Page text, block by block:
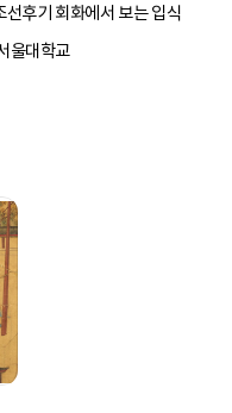
후기 회화에서 보는 입식
울대학교